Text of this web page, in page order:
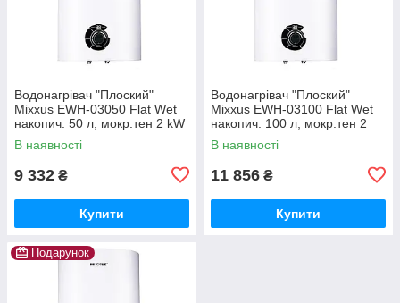
Водонагрівач "Плоский"
Mixxus EWH-03050 Flat Wet
накопич. 50 л, мокр.тен 2 kW
(WH0014)
В наявності
9 332 ₴
Купити
Водонагрівач "Плоский"
Mixxus EWH-03100 Flat Wet
накопич. 100 л, мокр.тен 2
kW (WH0016)
В наявності
11 856 ₴
Купити
Подарунок